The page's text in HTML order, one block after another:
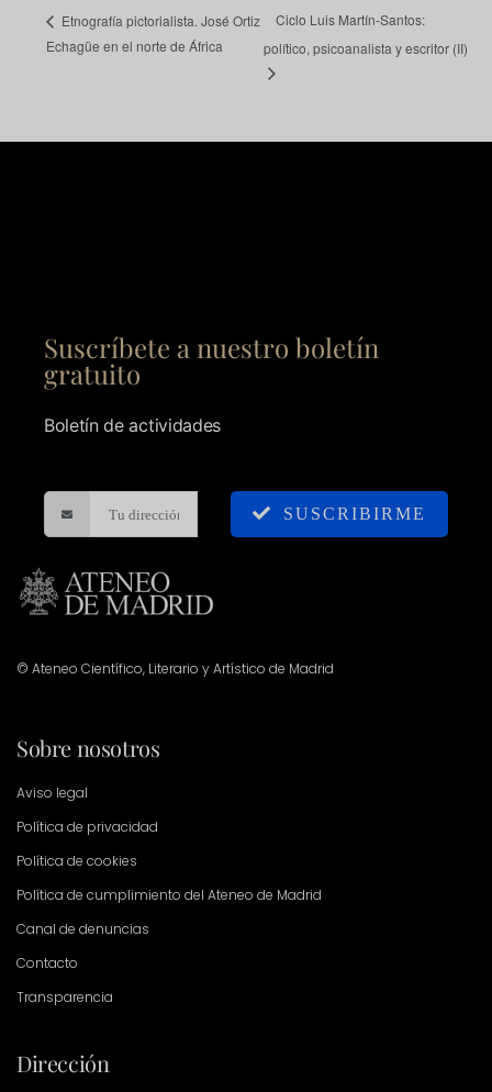
Etnografía pictorialista. José Ortiz
Echagüe en el norte de África
Ciclo Luis Martín-Santos:
político, psicoanalista y escritor (II)
Suscríbete a nuestro boletín
gratuito
Boletín de actividades
SUSCRIBIRME
© Ateneo Científico, Literario y Artístico de Madrid
Sobre nosotros
Aviso legal
Política de privacidad
Política de cookies
Política de cumplimiento del Ateneo de Madrid
Canal de denuncias
Contacto
Transparencia
Dirección